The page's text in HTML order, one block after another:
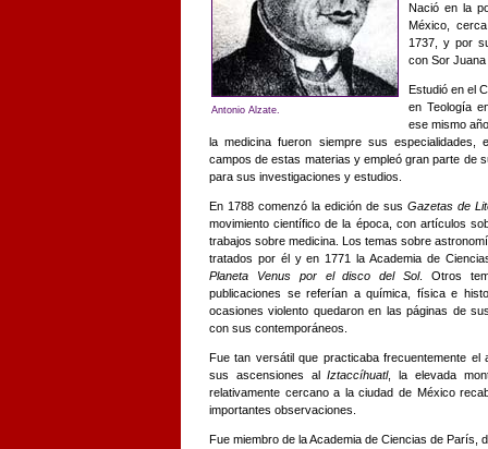
Antonio Alzate.
Nació en la
México,
1737, y por
con Sor
Estudió en el
en Teología
ese mismo
la medicina fueron siempre sus especialidades,
campos de estas materias y empleó gran parte de
para sus investigaciones y estudios.
En 1788 comenzó la edición de sus Gazetas de
movimiento científico de la época, con artículos
trabajos sobre medicina. Los temas sobre
tratados por él y en 1771 la Academia de
Planeta Venus por el disco del Sol. Otros
publicaciones se referían a química, física e
ocasiones violento quedaron en las páginas de
con sus contemporáneos.
Fue tan versátil que practicaba frecuentemente
sus ascensiones alIztaccíhuatl, la elevada
relativamente cercano a la ciudad de México
importantes observaciones.
Fue miembro de la Academia de Ciencias de París,